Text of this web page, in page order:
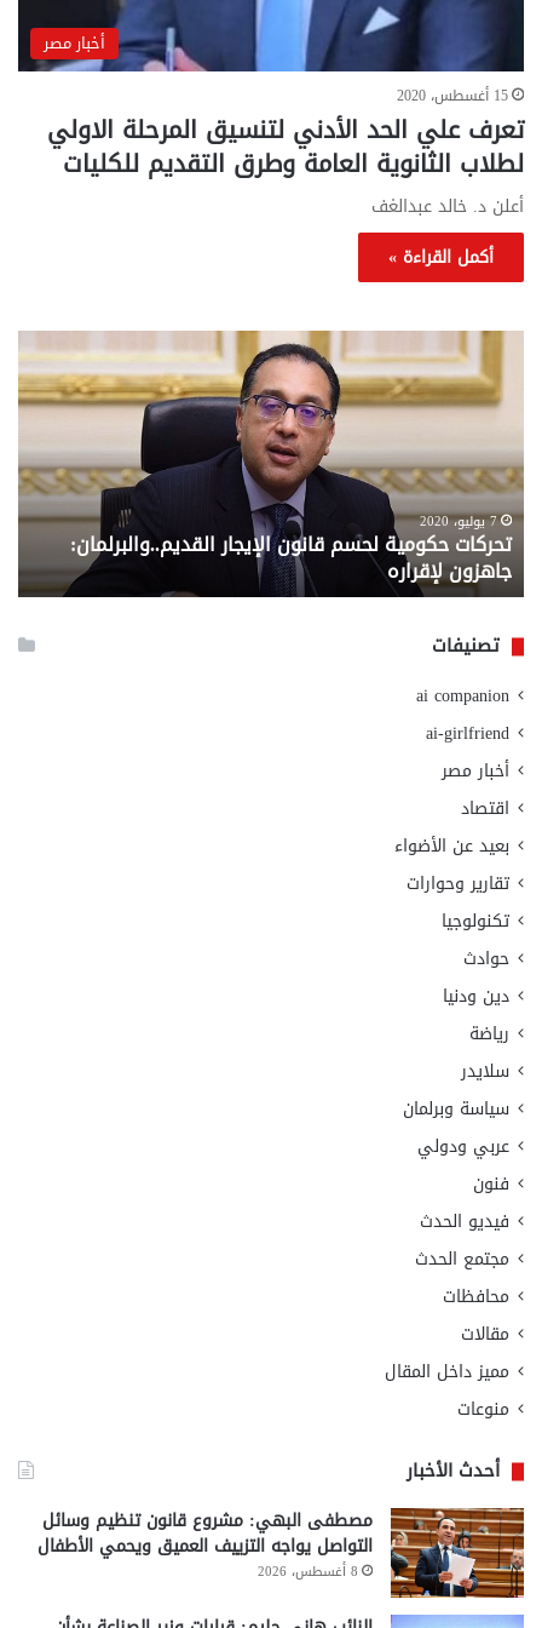
أخبار مصر
15 أغسطس، 2020
تعرف علي الحد الأدني لتنسيق المرحلة الاولي
لطلاب الثانوية العامة وطرق التقديم للكليات
أعلن د. خالد عبدالغف
أكمل القراءة »
تحركات
حكومية
لحسم
قانون
القديم..والبرلمان:
جاهزون
لإقراره
7 يوليو، 2020
تحركات حكومية لحسم قانون الإيجار القديم..والبرلمان:
جاهزون لإقراره
..
من
تصنيفات
ai companion
ai-girlfriend
أخبار مصر
اقتصاد
بعيد عن الأضواء
تقارير وحوارات
تكنولوجيا
حوادث
دين ودنيا
رياضة
سلايدر
سياسة وبرلمان
عربي ودولي
فنون
فيديو الحدث
مجتمع الحدث
محافظات
مقالات
مميز داخل المقال
منوعات
أحدث الأخبار
مصطفى البهي: مشروع قانون تنظيم وسائل
التواصل يواجه التزييف العميق ويحمي الأطفال
8 أغسطس، 2026